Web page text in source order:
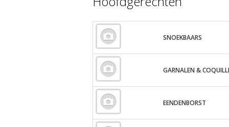
SNOEKBAARS
GARNALEN &
EENDENBORST